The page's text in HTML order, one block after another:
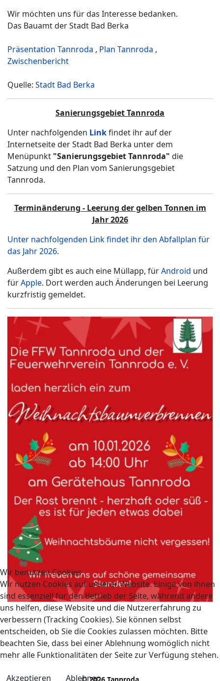
Wir möchten uns für das Interesse bedanken.
Das Bauamt der Stadt Bad Berka
Präsentation Tannroda , Plan Tannroda ,
Zwischenbericht
Quelle: Stadt Bad Berka
Sanierungsgebiet Tannroda
Unter nachfolgenden Linkfindet ihr auf der
Internetseite der Stadt Bad Berka unter dem
Menüpunkt "Sanierungsgebiet Tannroda" die
Satzung und den Plan vom Sanierungsgebiet
Tannroda.
Terminänderung - Leerung der gelben Tonnen im
Jahr 2026
Unter nachfolgenden Link findet ihr den Abfallplan für
das Jahr 2026.
Außerdem gibt es auch eine Müllapp, fürAndroid und
fürApple. Dort werden auch Änderungen bei Leerung
kurzfristig gemeldet.
Wir benutzen Cookies
Wir nutzen Cookies auf unserer Website. Einige von ihnen
sind essenziell für den Betrieb der Seite, während andere
uns helfen, diese Website und die Nutzererfahrung zu
verbessern (Tracking Cookies). Sie können selbst
entscheiden, ob Sie die Cookies zulassen möchten. Bitte
beachten Sie, dass bei einer Ablehnung womöglich nicht
mehr alle Funktionalitäten der Seite zur Verfügung stehen.
Akzeptieren Ablehnen